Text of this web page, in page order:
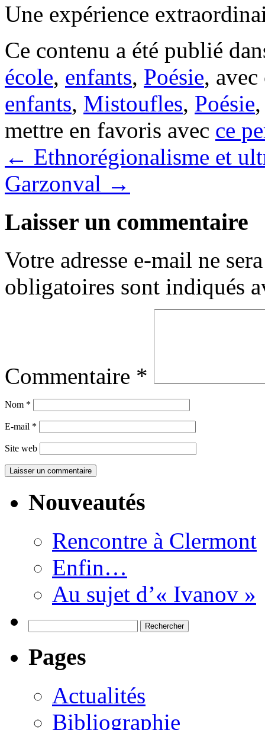
Une expérience
Ce contenu a été publié
école, enfants, Poésie,
enfants, Mistoufles, Poésie
mettre en favoris avec ce
← Ethnorégionalisme et
Garzonval →
Laisser un commentaire
Votre adresse e-mail ne
obligatoires sont indiqués
Commentaire *
Nom *
E-mail *
Site web
Nouveautés
Rencontre à Clermont
Enfin…
Au sujet d’« Ivanov »
Pages
Actualités
Bibliographie